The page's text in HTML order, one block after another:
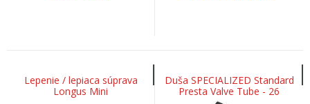
Lepenie / lepiaca súprava
Longus Mini
Duša SPECIALIZED Standard
Presta Valve Tube - 26